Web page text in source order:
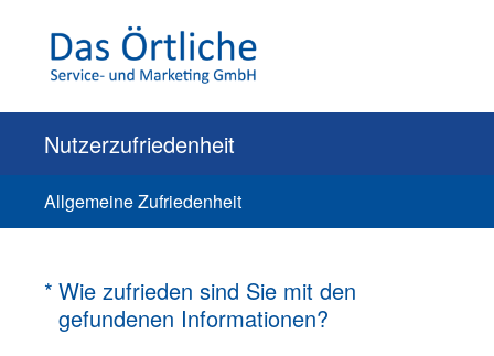
Nutzerzufriedenheit
Allgemeine Zufriedenheit
* Wie zufrieden sind Sie mit den
gefundenen Informationen?
(Erforderlich.)